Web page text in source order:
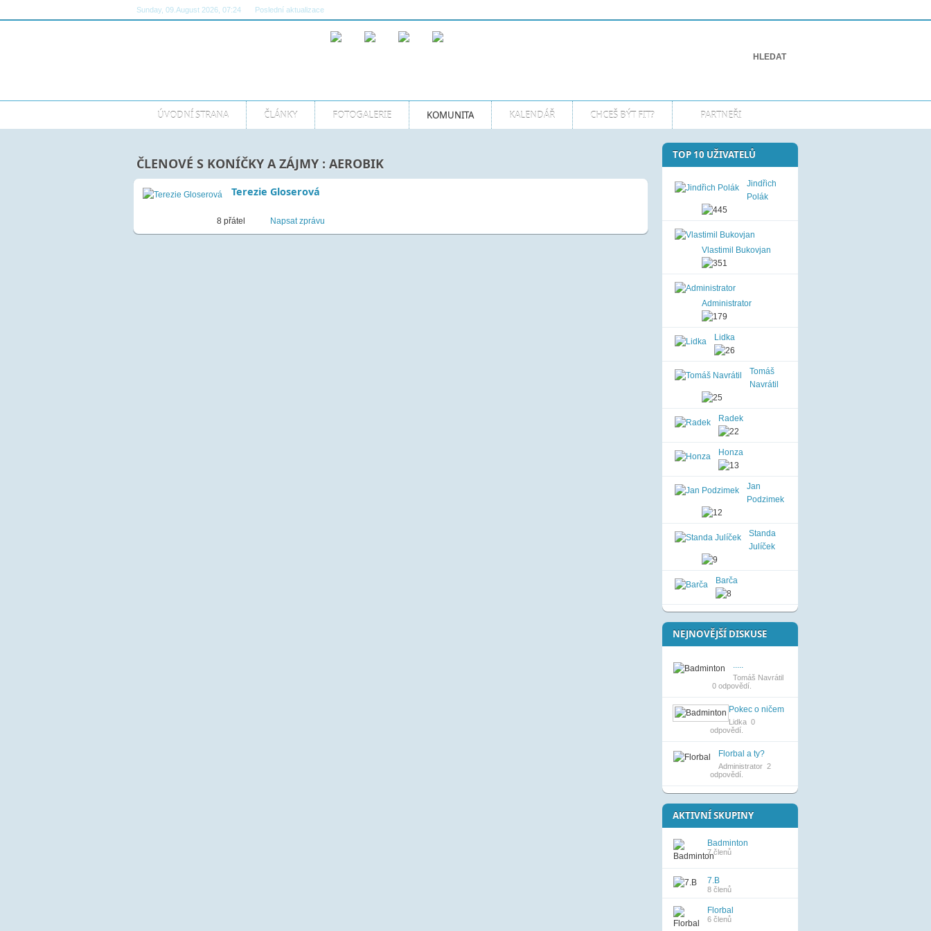
Sunday, 09.August 2026, 07:24 Poslední aktualizace
ÚVODNÍ STRANA ČLÁNKY FOTOGALERIE KOMUNITA KALENDÁŘ CHCEŠ BÝT FIT? PARTNEŘI
ČLENOVÉ S KONÍČKY A ZÁJMY : AEROBIK
Terezie Gloserová
8 přátel Napsat zprávu
TOP 10 UŽIVATELŮ
Jindřich
Polák
Vlastimil Bukovjan
Administrator
Lidka
Tomáš
Navrátil
Radek
Honza
Jan
Podzimek
Standa
Julíček
Barča
NEJNOVĚJŠÍ DISKUSE
.....
Tomáš Navrátil
0 odpovědí.
Pokec o ničem
Lidka 0
odpovědí.
Florbal a ty?
Administrator 2
odpovědí.
AKTIVNÍ SKUPINY
Badminton
7 členů
7.B
8 členů
Florbal
6 členů